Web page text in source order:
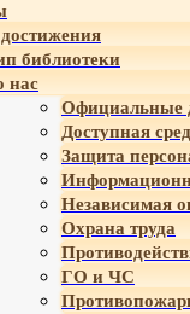
библиотеки
нас
Официальные
Доступная
Защита
Независимая
Охрана труда
ГО и ЧС